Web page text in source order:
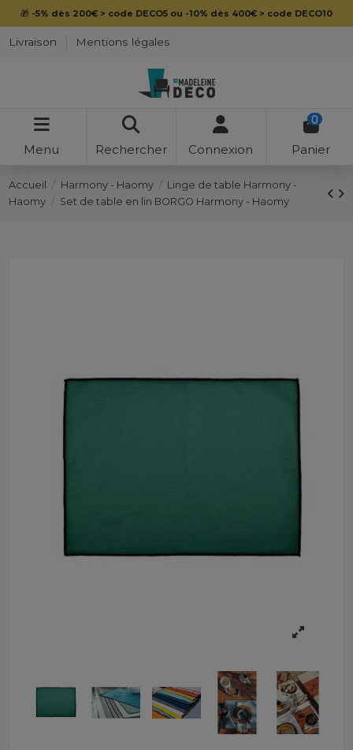
🎁 -5% dès 200€ > code DECO5 ou -10% dès 400€ > code DECO10
Livraison Mentions légales
Menu Rechercher Connexion
0
Panier
Accueil Harmony - Haomy
Linge de table Harmony -
Haomy
Set de table en lin BORGO Harmony - Haomy